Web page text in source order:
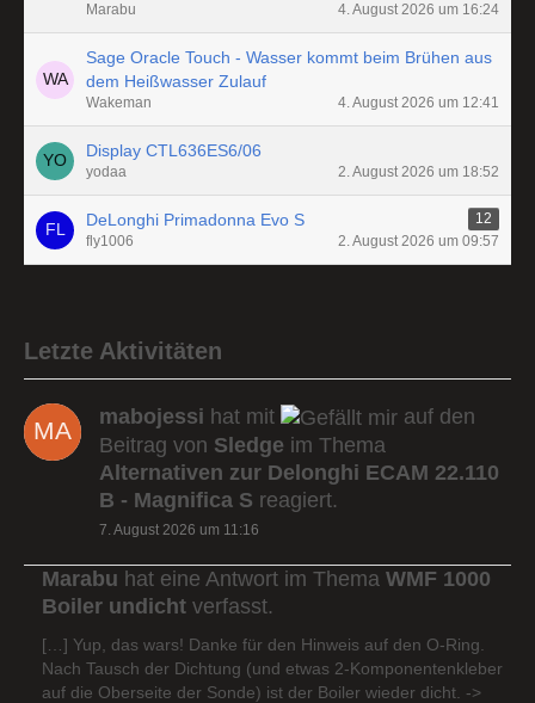
Marabu
4. August 2026 um 16:24
Sage Oracle Touch - Wasser kommt beim Brühen aus
dem Heißwasser Zulauf
Wakeman 4. August 2026 um 12:41
Display CTL636ES6/06
yodaa 2. August 2026 um 18:52
DeLonghi Primadonna Evo S
12
fly1006
2. August 2026 um 09:57
Letzte Aktivitäten
mabojessi hat mit
auf den
Beitrag von Sledge im Thema
Alternativen zur Delonghi ECAM 22.110
B - Magnifica S reagiert.
7. August 2026 um 11:16
Marabu hat eine Antwort im Thema WMF 1000
Boiler undicht verfasst.
[…] Yup, das wars! Danke für den Hinweis auf den O-Ring.
Nach Tausch der Dichtung (und etwas 2-Komponentenkleber
auf die Oberseite der Sonde) ist der Boiler wieder dicht. ->